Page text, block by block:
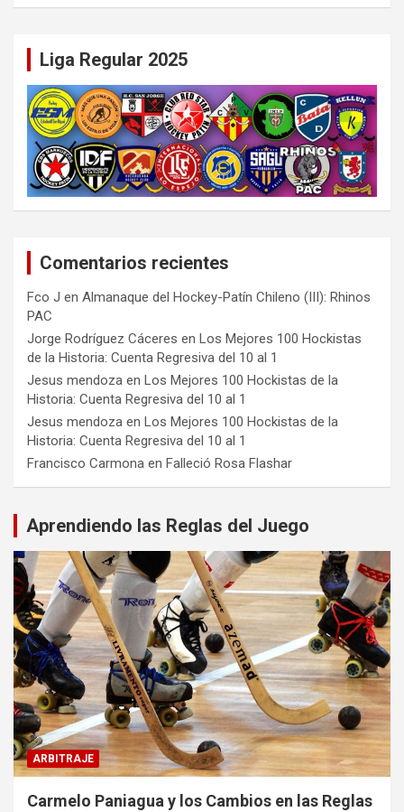
Liga Regular 2025
Comentarios recientes
Fco J en Almanaque del Hockey-Patín Chileno (III): Rhinos
PAC
Jorge Rodríguez Cáceres en Los Mejores 100 Hockistas
de la Historia: Cuenta Regresiva del 10 al 1
Jesus mendoza en Los Mejores 100 Hockistas de la
Historia: Cuenta Regresiva del 10 al 1
Jesus mendoza en Los Mejores 100 Hockistas de la
Historia: Cuenta Regresiva del 10 al 1
Francisco Carmona en Falleció Rosa Flashar
Aprendiendo las Reglas del Juego
ARBITRAJE
Carmelo Paniagua y los Cambios en las Reglas